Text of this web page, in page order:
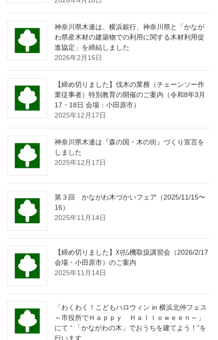
神奈川県木連は、横浜銀行、神奈川県と「かなが
わ県産木材の建築物での利用に関する木材利用促
進協定」を締結しました
2026年2月16日
【締め切りました】伐木の業務（チェーンソー作
業従事者）特別教育の開催のご案内（令和8年3月
17・18日 会場：小田原市）
2025年12月17日
神奈川県木連は『森の国・木の街』づくり宣言を
しました
2025年12月17日
第３回 かながわ木づかいフェア（2025/11/15〜
16）
2025年11月14日
【締め切りました】刈払機取扱講習会（2026/2/17
会場・小田原市）のご案内
2025年11月14日
「わくわく！こどもハロウィン in 横浜北仲フェス
～市役所でＨａｐｐｙ Ｈａｌｌｏｗｅｅｎ～」
にて “ 「かながわの木」でおうちを建てよう！”を
行います